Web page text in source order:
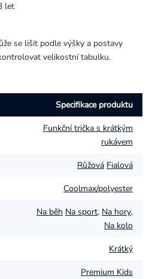
let
se lišit podle výšky a postavy
velikostní tabulku.
Specifikace produktu
Funkční trička s krátkým
rukávem
Růžová Fialová
Coolmax/polyester
Na běh Na sport, Na hory,
Na kolo
Krátký
Premium Kids